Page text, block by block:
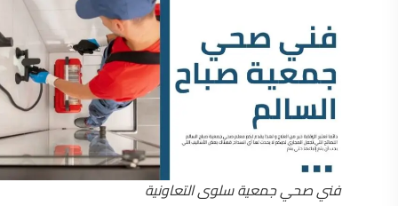
فني صحي جمعية سلوى التعاونية